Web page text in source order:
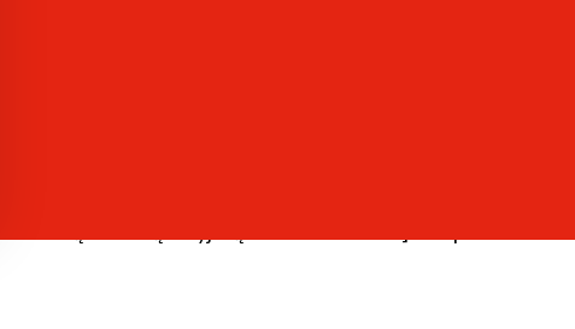
na Jego siedemdziesięciolecie. Warszawa 2001.
i kulturą rosyjską. Warszawa 2015]. "Napis" 2017